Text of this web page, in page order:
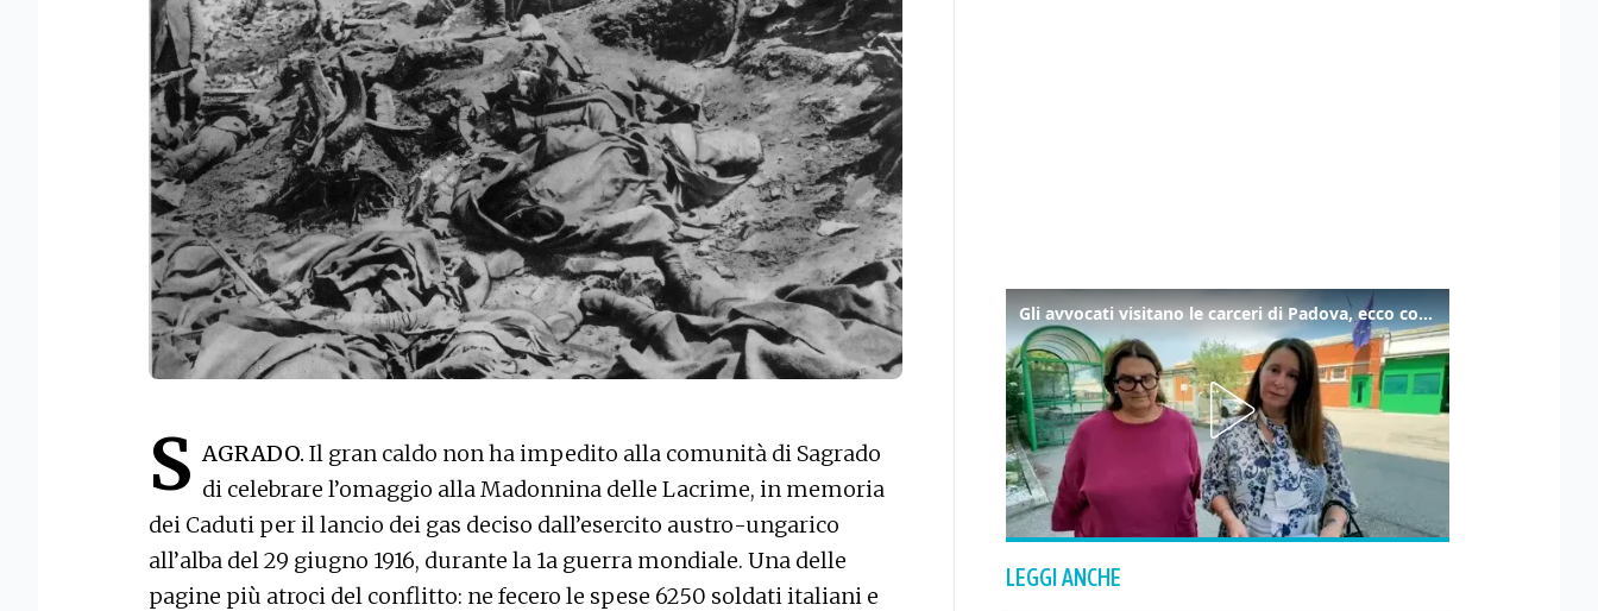
S AGRADO. Il gran caldo non ha impedito alla comunità di Sagrado
di celebrare l’omaggio alla Madonnina delle Lacrime, in memoria
dei Caduti per il lancio dei gas deciso dall’esercito austro-ungarico
all’alba del 29 giugno 1916, durante la 1a guerra mondiale. Una delle
pagine più atroci del conflitto: ne fecero le spese 6250 soldati italiani e
Gli avvocati visitano le carceri di Padova, ecco cosa hanno trovato
LEGGI ANCHE